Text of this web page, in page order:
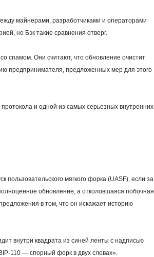
майнерами, разработчиками и операторами
но Бэк такие сравнения отверг.
спамом. Они считают, что обновление очистит
предпринимателя, предложенных мер для этого
и одной из самых серьезных внутренних
пользовательского мягкого форка (UASF), если за
обновление, а отколовшаяся побочная
в том, что он искажает историю
внутри квадрата из синей ленты с надписью
110 — спорный форк в двух словах».